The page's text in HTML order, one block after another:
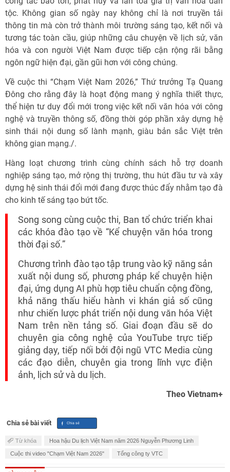
tộc. Không gian số ngày nay không chỉ là nơi truyền tải
thông tin mà còn trở thành môi trường sáng tạo, kết nối và
tương tác toàn cầu, giúp những câu chuyện về lịch sử, văn
hóa và con người Việt Nam được tiếp cận rộng rãi bằng
ngôn ngữ hiện đại, gần gũi hơn với công chúng.
Về cuộc thi “Chạm Việt Nam 2026,” Thứ trưởng Tạ Quang
Đông cho rằng đây là hoạt động mang ý nghĩa thiết thực,
thể hiện tư duy đổi mới trong việc kết nối văn hóa với công
nghệ và truyền thông số, đồng thời góp phần xây dựng hệ
sinh thái nội dung số lành mạnh, giàu bản sắc Việt trên
không gian mạng./.
Hàng loạt chương trình cùng chính sách hỗ trợ doanh
nghiệp sáng tạo, mở rộng thị trường, thu hút đầu tư và xây
dựng hệ sinh thái đổi mới đang được thúc đẩy nhằm tạo đà
cho kinh tế sáng tạo bứt tốc.
Song song cùng cuộc thi, Ban tổ chức triển khai
các khóa đào tạo về “Kể chuyện văn hóa trong
thời đại số.”
Chương trình đào tạo tập trung vào kỹ năng sản
xuất nội dung số, phương pháp kể chuyện hiện
đại, ứng dụng AI phù hợp tiêu chuẩn cộng đồng,
khả năng thấu hiểu hành vi khán giả số cũng
như chiến lược phát triển nội dung văn hóa Việt
Nam trên nền tảng số. Giai đoạn đầu sẽ do
chuyên gia công nghệ của YouTube trực tiếp
giảng dạy, tiếp nối bởi đội ngũ VTC Media cùng
các đạo diễn, chuyên gia trong lĩnh vực điện
ảnh, lịch sử và du lịch.
Theo Vietnam+
Chia sẻ bài viết
Từ khóa Hoa hậu Du lịch Việt Nam năm 2026 Nguyễn Phương Linh
Cuộc thi video "Chạm Việt Nam 2026" Tổng công ty VTC